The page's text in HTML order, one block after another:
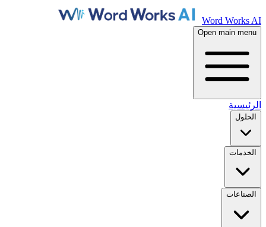
Word Works AI
Open main menu
الرئيسية
الحلول
الخدمات
الصناعات